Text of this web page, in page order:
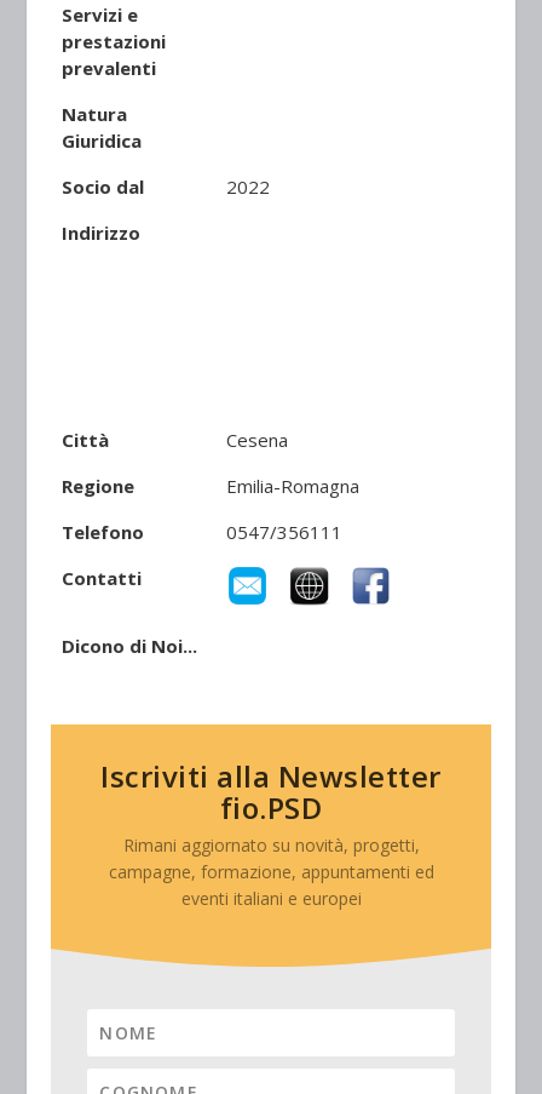
Servizi e
prestazioni
prevalenti
Natura
Giuridica
Socio dal
2022
Indirizzo
Città
Cesena
Regione
Emilia-Romagna
Telefono
0547/356111
Contatti
Dicono di Noi...
Iscriviti alla Newsletter
fio.PSD
Rimani aggiornato su novità, progetti,
campagne, formazione, appuntamenti ed
eventi italiani e europei